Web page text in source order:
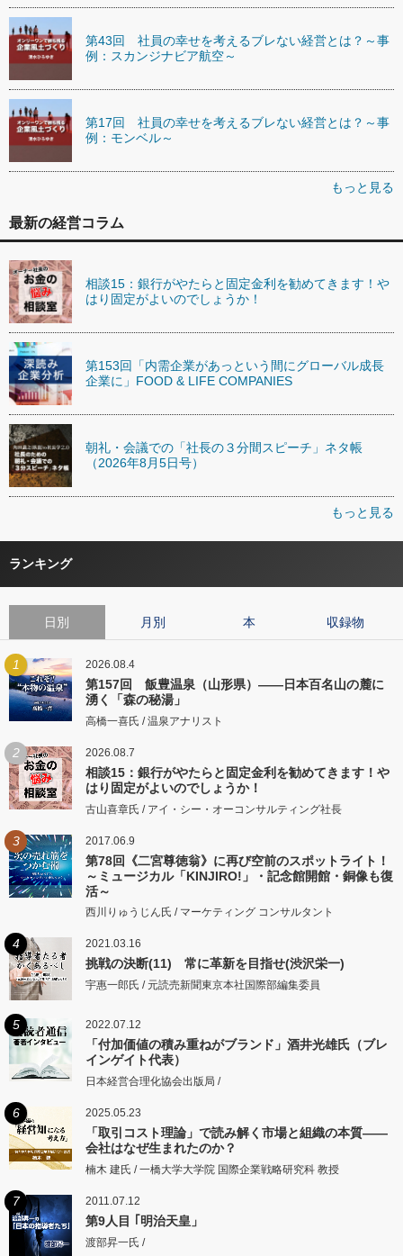
第43回 社員の幸せを考えるブレない経営とは？～事
例：スカンジナビア航空～
第17回 社員の幸せを考えるブレない経営とは？～事
例：モンベル～
もっと見る
最新の経営コラム
相談15：銀行がやたらと固定金利を勧めてきます！や
はり固定がよいのでしょうか！
第153回「内需企業があっという間にグローバル成長
企業に」FOOD & LIFE COMPANIES
朝礼・会議での「社長の３分間スピーチ」ネタ帳
（2026年8月5日号）
もっと見る
ランキング
日別 月別 本 収録物
1 2026.08.4
第157回 飯豊温泉（山形県）――日本百名山の麓に
湧く「森の秘湯」
高橋一喜氏 / 温泉アナリスト
2 2026.08.7
相談15：銀行がやたらと固定金利を勧めてきます！や
はり固定がよいのでしょうか！
古山喜章氏 / アイ・シー・オーコンサルティング社長
3 2017.06.9
第78回《二宮尊徳翁》に再び空前のスポットライト！
～ミュージカル「KINJIRO!」・記念館開館・銅像も復
活～
西川りゅうじん氏 / マーケティング コンサルタント
4 2021.03.16
挑戦の決断(11) 常に革新を目指せ(渋沢栄一)
宇惠一郎氏 / 元読売新聞東京本社国際部編集委員
5 2022.07.12
「付加価値の積み重ねがブランド」酒井光雄氏（ブレ
インゲイト代表）
日本経営合理化協会出版局 /
6 2025.05.23
「取引コスト理論」で読み解く市場と組織の本質――
会社はなぜ生まれたのか？
楠木 建氏 / 一橋大学大学院 国際企業戦略研究科 教授
7 2011.07.12
第9人目 ｢明治天皇」
渡部昇一氏 /